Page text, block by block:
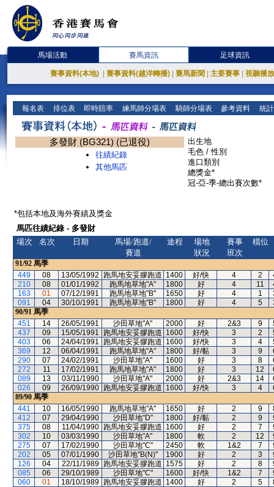
馬場活動 賽馬資訊 足球資訊
賽事資料(本地) 賽事資料(越洋轉播) 賽馬新聞 主要賽事 視聽播
報名表 排位表 即時賠率 練馬師分場表 騎師分場表 參考資料 統
多發財 (BG321) (已退役)
往績紀錄
其他馬匹
出生地
毛色 / 性別
進口類別
總獎金*
冠-亞-季-總出賽次數*
*包括本地及海外賽績及獎金
馬匹往績紀錄 - 多發財
場次
名次 日期
馬場/跑道/
賽道
途程
場地
狀況
賽事
班次
檔位
91/92 馬季
449
08 13/05/1992 跑馬地安妥膠跑道 1400 好/快 4 2
210
08 01/01/1992 跑馬地草地"A" 1800 好 4 11
163
01 07/12/1991 跑馬地草地"B" 1650 好 4 1
091
04 30/10/1991 跑馬地草地"B" 1800 好 4 5
90/91 馬季
451
14 26/05/1991 沙田草地"A" 2000 好 2&3 9
437
09 15/05/1991 跑馬地安妥膠跑道 1600 好/快 3 2
403
06 24/04/1991 跑馬地安妥膠跑道 1600 好/快 3 4
369
12 06/04/1991 跑馬地草地"A" 1800 好/黏 3 9
290
07 24/02/1991 沙田草地"A" 1600 好 3 8
272
11 17/02/1991 跑馬地草地"A" 1800 好 3 12
089
13 03/11/1990 沙田草地"A" 2000 好 2&3 14
026
09 26/09/1990 跑馬地安妥膠跑道 1600 好/快 3 4
89/90 馬季
441
10 16/05/1990 跑馬地草地"A" 1650 好 2 9
412
07 29/04/1990 沙田草地"D" 1800 好/黏 2 9
375
08 11/04/1990 跑馬地安妥膠跑道 1600 好 2 7
302
10 03/03/1990 沙田草地"A" 1800 軟 2 12
275
07 17/02/1990 沙田草地"C" 2450 軟 1&2 7
202
05 07/01/1990 沙田草地"B(N)" 1900 好 2 3
126
04 22/11/1989 跑馬地安妥膠跑道 1575 好 2 8
085
06 29/10/1989 沙田草地"C" 1600 好/快 1&2 7
060
01 18/10/1989 跑馬地安妥膠跑道 1400 好 2 5